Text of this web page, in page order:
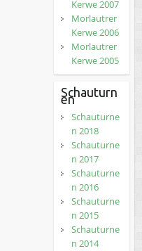
Kerwe 2007
Morlautrer
Kerwe 2006
Morlautrer
Kerwe 2005
Schauturn
en
Schauturne
n 2018
Schauturne
n 2017
Schauturne
n 2016
Schauturne
n 2015
Schauturne
n 2014